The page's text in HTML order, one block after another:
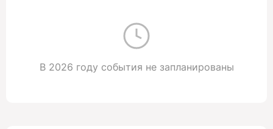
В 2026 году события не запланированы